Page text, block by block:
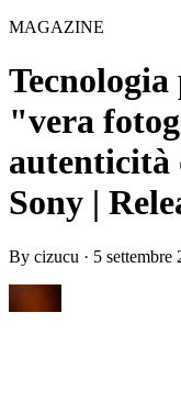
MAGAZINE
"vera
autenticità
Sony |
By cizucu · 5 settembre